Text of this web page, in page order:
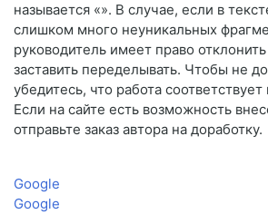
называется «». В случае, если в
слишком много неуникальных
руководитель имеет право
заставить переделывать. Чтобы не
убедитесь, что работа
Если на сайте есть возможность
отправьте заказ автора на доработку.
Google
Google